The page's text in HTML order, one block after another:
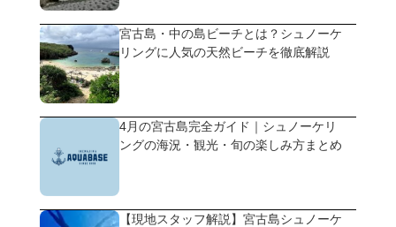
宮古島・中の島ビーチとは？シュノーケ
リングに人気の天然ビーチを徹底解説
4月の宮古島完全ガイド｜シュノーケリ
ングの海況・観光・旬の楽しみ方まとめ
【現地スタッフ解説】宮古島シュノーケ